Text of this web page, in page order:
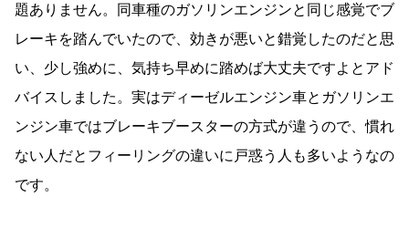
題ありません。同車種のガソリンエンジンと同じ感覚でブ
レーキを踏んでいたので、効きが悪いと錯覚したのだと思
い、少し強めに、気持ち早めに踏めば大丈夫ですよとアド
バイスしました。実はディーゼルエンジン車とガソリンエ
ンジン車ではブレーキブースターの方式が違うので、慣れ
ない人だとフィーリングの違いに戸惑う人も多いようなの
です。